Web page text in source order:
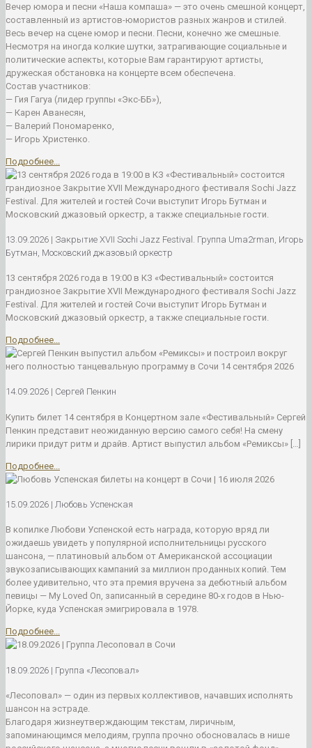
Вечер юмора и песни «Наша компаша» — это очень смешной концерт,
составленный из артистов-юмористов разных жанров и стилей.
Весь вечер на сцене юмор и песни. Песни, конечно же смешные.
Несмотря на иногда колкие шутки, затрагивающие социальные и
политические аспекты, которые Вам гарантируют артисты,
дружеская обстановка на концерте всем обеспечена.
Состав участников:
— Гия Гагуа (лидер группы «Экс-ББ»),
— Карен Аванесян,
— Валерий Пономаренко,
— Игорь Христенко.
Подробнее...
13.09.2026 | Закрытие XVII Sochi Jazz Festival. Группа Uma2rman, Игорь
Бутман, Московский джазовый оркестр
13 сентября 2026 года в 19:00 в КЗ «Фестивальный» состоится
грандиозное Закрытие XVII Международного фестиваля Sochi Jazz
Festival. Для жителей и гостей Сочи выступит Игорь Бутман и
Московский джазовый оркестр, а также специальные гости.
Подробнее...
14.09.2026 | Сергей Пенкин
Купить билет 14 сентября в Концертном зале «Фестивальный» Сергей
Пенкин представит неожиданную версию самого себя! На смену
лирики придут ритм и драйв. Артист выпустил альбом «Ремиксы»
Подробнее...
15.09.2026 | Любовь Успенская
В копилке Любови Успенской есть награда, которую вряд ли
ожидаешь увидеть у популярной исполнительницы русского
шансона, — платиновый альбом от Американской ассоциации
звукозаписывающих кампаний за миллион проданных копий. Тем
более удивительно, что эта премия вручена за дебютный альбом
певицы — My Loved On, записанный в середине 80-х годов в Нью-
Йорке, куда Успенская эмигрировала в 1978.
Подробнее...
18.09.2026 | Группа «Лесоповал»
«Лесоповал» — один из первых коллективов, начавших исполнять
шансон на эстраде.
Благодаря жизнеутверждающим текстам, лиричным,
запоминающимся мелодиям, группа прочно обосновалась в нише